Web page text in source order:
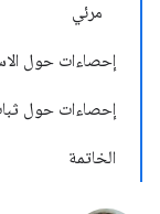
مرئي
إحصاءات حول
إحصاءات حول
الخاتمة